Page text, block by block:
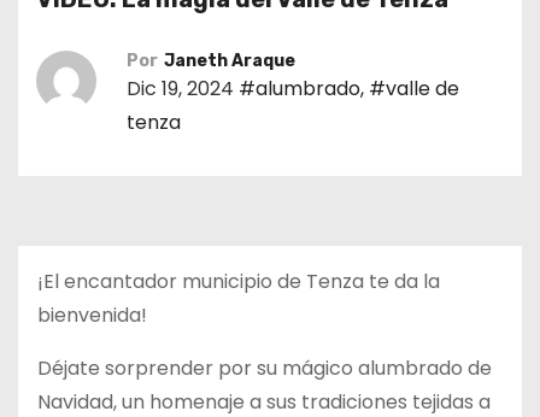
Por Janeth Araque
Dic 19, 2024 #alumbrado, #valle de
tenza
¡El encantador municipio de Tenza te da la
bienvenida!
Déjate sorprender por su mágico alumbrado de
Navidad, un homenaje a sus tradiciones tejidas a